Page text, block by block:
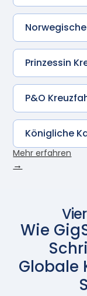
Prinzessin
P&O
Königliche
Mehr erfahren
→
Wie
Globale